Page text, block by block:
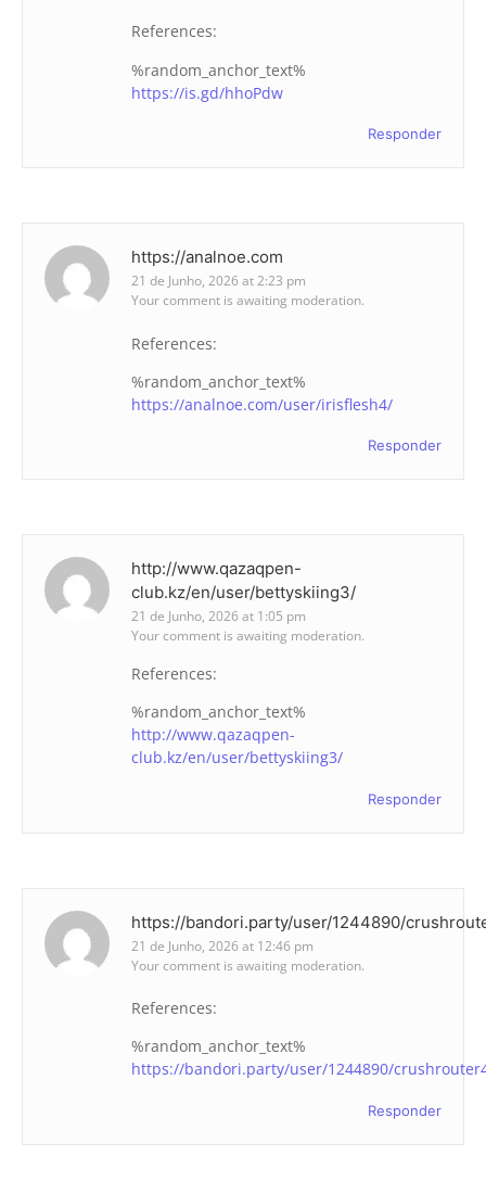
References:
%random_anchor_text%
https://is.gd/hhoPdw
Responder
https://analnoe.com
21 de Junho, 2026 at 2:23 pm
Your comment is awaiting moderation.
References:
%random_anchor_text%
https://analnoe.com/user/irisflesh4/
Responder
http://www.qazaqpen-
club.kz/en/user/bettyskiing3/
21 de Junho, 2026 at 1:05 pm
Your comment is awaiting moderation.
References:
%random_anchor_text%
http://www.qazaqpen-
club.kz/en/user/bettyskiing3/
Responder
https://bandori.party/user/1244890/
21 de Junho, 2026 at 12:46 pm
Your comment is awaiting moderation.
References:
%random_anchor_text%
https://bandori.party/user/1244890/
Responder